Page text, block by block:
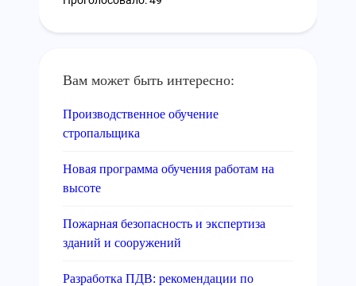
Вам может быть интересно:
Производственное обучение
стропальщика
Новая программа обучения работам на
высоте
Пожарная безопасность и экспертиза
зданий и сооружений
Разработка ПДВ: рекомендации по